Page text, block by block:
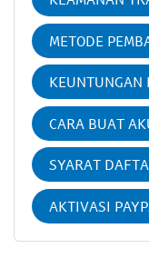
METODE
KEUNTUNGAN
CARA BUAT
SYARAT
AKTIVASI